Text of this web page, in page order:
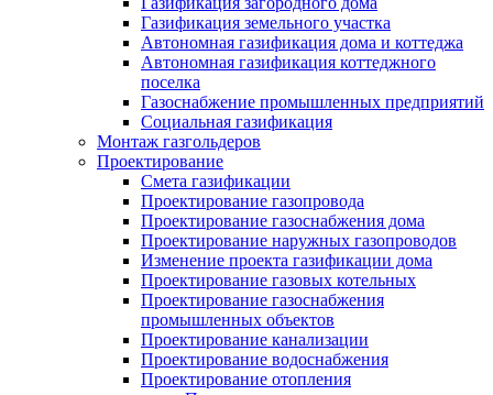
Газификация земельного участка
Автономная газификация дома и коттеджа
Автономная газификация коттеджного
поселка
Газоснабжение промышленных предприятий
Социальная газификация
Монтаж газгольдеров
Проектирование
Смета газификации
Проектирование газопровода
Проектирование газоснабжения дома
Проектирование наружных газопроводов
Изменение проекта газификации дома
Проектирование газовых котельных
Проектирование газоснабжения
промышленных объектов
Проектирование канализации
Проектирование водоснабжения
Проектирование отопления